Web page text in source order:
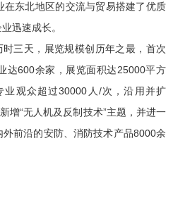
在东北地区的交流与贸易搭建了优质
迅速成长。
三天，展览规模创历年之最，首次
达600余家，展览面积达25000平方
观众超过30000人/次，沿用并扩
增“无人机及反制技术”主题，并进一
前沿的安防、消防技术产品8000余